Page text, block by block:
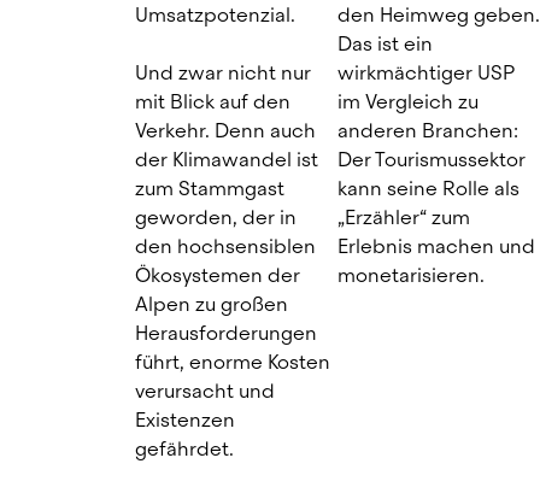
Umsatzpotenzial.
Und zwar nicht nur
mit Blick auf den
Verkehr. Denn auch
der Klimawandel ist
zum Stammgast
geworden, der in
den hochsensiblen
Ökosystemen der
Alpen zu großen
Herausforderungen
führt, enorme Kosten
verursacht und
Existenzen
gefährdet.
den Heimweg geben.
Das ist ein
wirkmächtiger USP
im Vergleich zu
anderen Branchen:
Der Tourismussektor
kann seine Rolle als
„Erzähler“ zum
Erlebnis machen und
monetarisieren.